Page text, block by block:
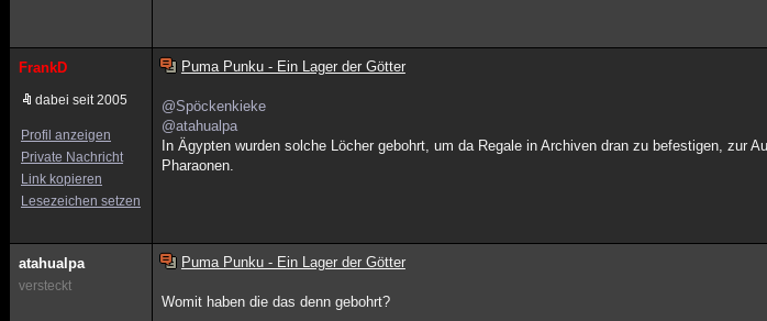
FrankD
dabei seit 2005
Profil anzeigen
Private Nachricht
Link kopieren
Lesezeichen setzen
Puma Punku - Ein Lager der Götter
@Spöckenkieke
@atahualpa
In Ägypten wurden solche Löcher gebohrt, um da Regale in Archiven dran zu befestigen, zur
Pharaonen.
atahualpa
versteckt
Puma Punku - Ein Lager der Götter
Womit haben die das denn gebohrt?